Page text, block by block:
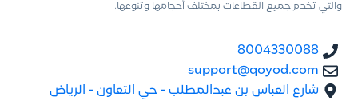
والتي تخدم جميع القطاعات بمختلف أحجامها وتنوعها.
8004330088
support@qoyod.com
شارع العباس بن عبدالمطلب - حي التعاون - الرياض